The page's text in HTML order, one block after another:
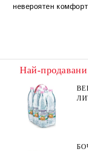
невероятен
Най-продавани
БОЧКО